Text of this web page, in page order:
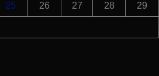
25 26 27 28 29